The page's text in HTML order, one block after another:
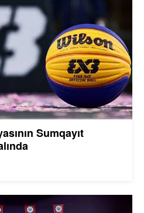
Sumqayıt